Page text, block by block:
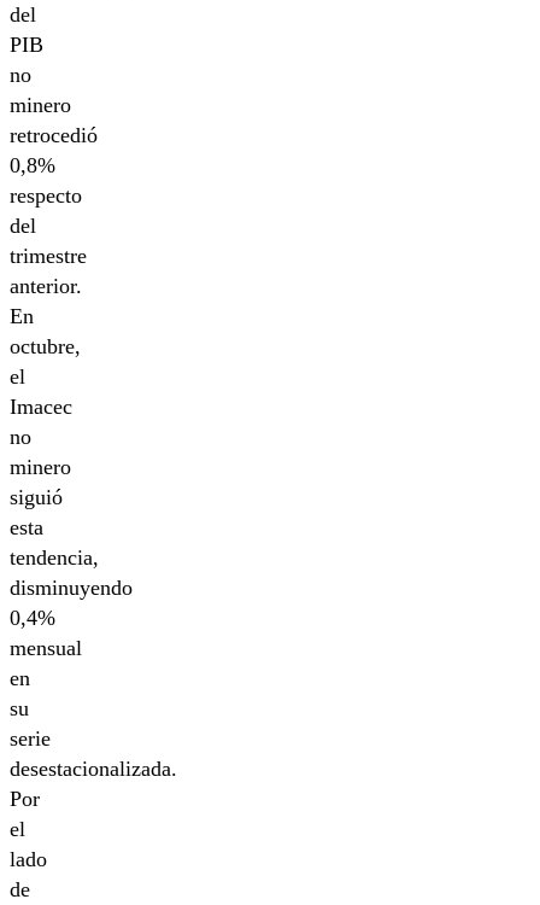
del
PIB
no
minero
retrocedió
0,8%
respecto
del
trimestre
anterior.
En
octubre,
el
Imacec
no
minero
siguió
esta
tendencia,
disminuyendo
0,4%
mensual
en
su
serie
desestacionalizada.
Por
el
lado
de